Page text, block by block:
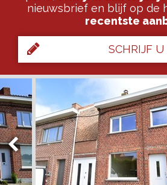
nieuwsbrief en blijf op de
recentste
SCHRIJF U